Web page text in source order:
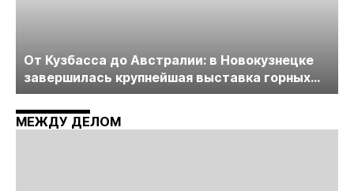
От Кузбасса до Австралии: в Новокузнецке
завершилась крупнейшая выставка горных
технологий «Недра России. Уголь России и
Майнинг»
МЕЖДУ ДЕЛОМ